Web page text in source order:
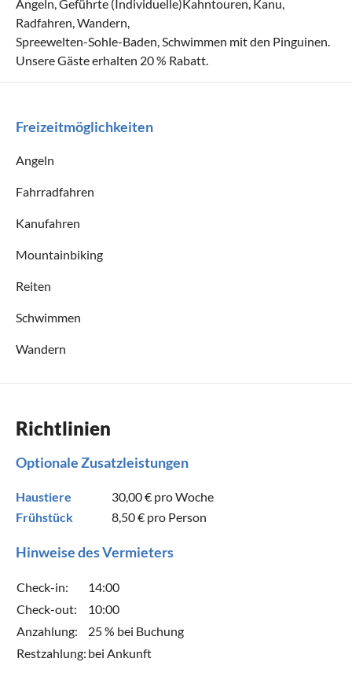
Angeln, Geführte (Individuelle)Kahntouren, Kanu,
Radfahren, Wandern,
Spreewelten-Sohle-Baden, Schwimmen mit den Pinguinen.
Unsere Gäste erhalten 20 % Rabatt.
Freizeitmöglichkeiten
Angeln
Fahrradfahren
Kanufahren
Mountainbiking
Reiten
Schwimmen
Wandern
Richtlinien
Optionale Zusatzleistungen
Haustiere 30,00 € pro Woche
Frühstück
8,50 € pro Person
Hinweise des Vermieters
Check-in:
14:00
Check-out:
10:00
Anzahlung:
25 % bei Buchung
Restzahlung: bei Ankunft